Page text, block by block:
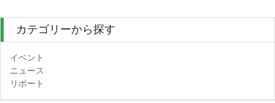
カテゴリーから探す
イベント
ニュース
リポート